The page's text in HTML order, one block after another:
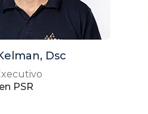
Dsc
PSR